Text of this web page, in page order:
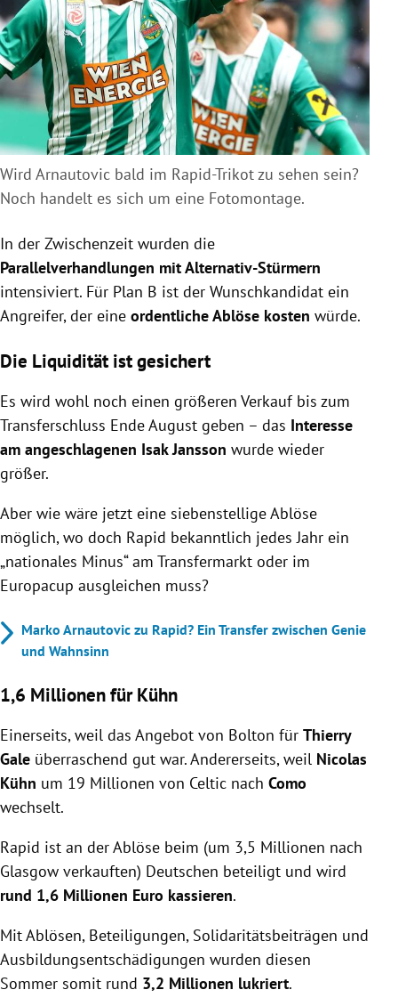
Wird Arnautovic bald im Rapid-Trikot zu sehen sein?
Noch handelt es sich um eine Fotomontage.
In der Zwischenzeit wurden die
Parallelverhandlungen mit Alternativ-Stürmern
intensiviert. Für Plan B ist der Wunschkandidat ein
Angreifer, der eine ordentliche Ablöse kosten würde.
Die Liquidität ist gesichert
Es wird wohl noch einen größeren Verkauf bis zum
Transferschluss Ende August geben – das Interesse
am angeschlagenen Isak Jansson wurde wieder
größer.
Aber wie wäre jetzt eine siebenstellige Ablöse
möglich, wo doch Rapid bekanntlich jedes Jahr ein
„nationales Minus“ am Transfermarkt oder im
Europacup ausgleichen muss?
Marko Arnautovic zu Rapid? Ein Transfer zwischen Genie
und Wahnsinn
1,6 Millionen für Kühn
Einerseits, weil das Angebot von Bolton für Thierry
Gale überraschend gut war. Andererseits, weil Nicolas
Kühn um 19 Millionen von Celtic nach Como
wechselt.
Rapid ist an der Ablöse beim (um 3,5 Millionen nach
Glasgow verkauften) Deutschen beteiligt und wird
rund 1,6 Millionen Euro kassieren.
Mit Ablösen, Beteiligungen, Solidaritätsbeiträgen und
Ausbildungsentschädigungen wurden diesen
Sommer somit rund 3,2 Millionen lukriert.